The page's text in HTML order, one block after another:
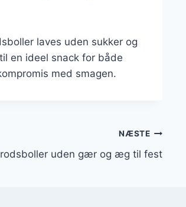
laves uden sukker og
en ideel snack for både
med smagen.
NÆSTE
uden gær og æg til fest